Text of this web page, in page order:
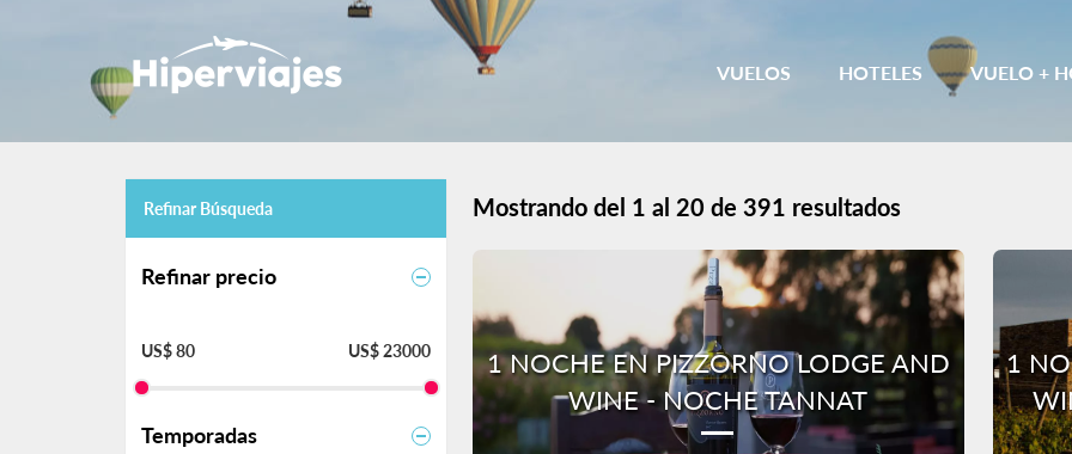
VUELOS HOTELES VUELO +
Refinar Búsqueda
Refinar precio
US$ 80 US$ 23000
Temporadas
Mostrando del 1 al 20 de 391 resultados
1 NOCHE EN PIZZORNO LODGE AND
WINE - NOCHE TANNAT
1